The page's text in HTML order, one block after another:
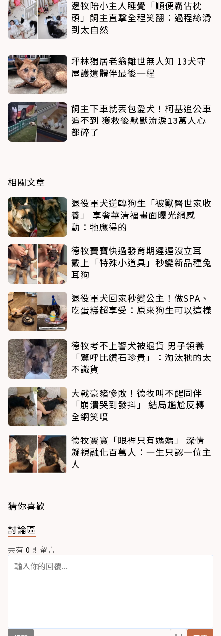
邊牧陪小主人睡覺「順便霸佔枕
頭」飼主直擊全程笑翻：過程絲滑
到太自然
坪林獨居老翁離世無人知 13犬守
屋護遺體伴最後一程
飼主下車就丟包愛犬！柯基追公車
追不到 獲救後默默流淚13萬人心
都碎了
相關文章
退役軍犬逆轉狗生「被獸醫世家收
養」 享奢華清福畫面曝光網感
動：牠應得的
德牧寶寶快過發育期遲遲沒立耳
戴上「特殊小道具」秒變新品種兔
耳狗
退役軍犬回家秒變公主！做SPA、
吃蛋糕超享受：原來狗生可以這樣
德牧考不上警犬被退貨 男子領養
「驚呼比鑽石珍貴」：淘汰牠的太
不識貨
大戰豪豬慘敗！德牧叫不醒同伴
「崩潰哭到發抖」 結局尷尬反轉
全網笑噴
德牧寶寶「眼裡只有媽媽」 深情
凝視融化百萬人：一生只認一位主
人
猜你喜歡
討論區
共有 0 則留言